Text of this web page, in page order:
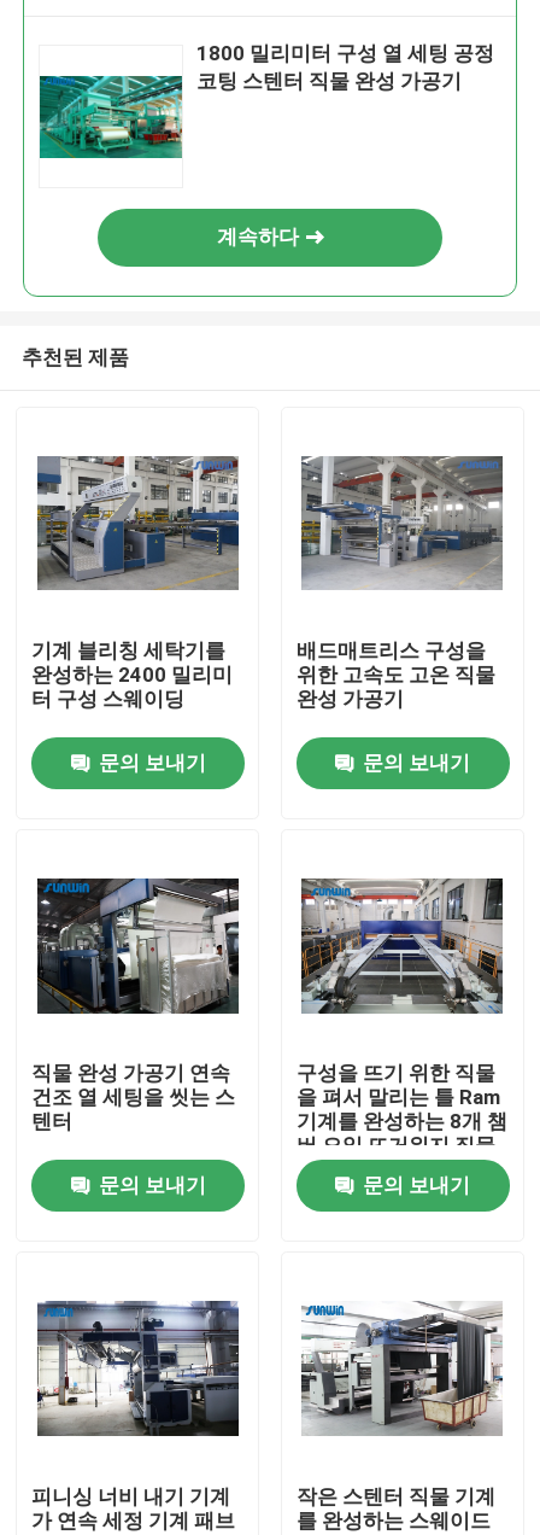
회사 소개
접촉
제품 소개
직물 너비 내기 기계
허풍 너비 내기 기계
직물 건조 기계
직물 완성 가공기
1800 밀리미터 구성 열 세팅 공정
코팅 스텐터 직물 완성 가공기
계속하다
추천된 제품
기계 블리칭 세탁기를
완성하는 2400 밀리미
터 구성 스웨이딩
문의 보내기
배드매트리스 구성을
위한 고속도 고온 직물
완성 가공기
문의 보내기
직물 완성 가공기 연속
건조 열 세팅을 씻는 스
텐터
문의 보내기
구성을 뜨기 위한 직물
을 펴서 말리는 틀 Ram
기계를 완성하는 8개 챔
버 오일 뜨거워지 직물
문의 보내기
피니싱 너비 내기 기계
가 연속 세정 기계 패브
작은 스텐터 직물 기계
를 완성하는 스웨이드